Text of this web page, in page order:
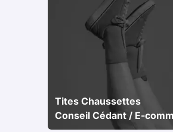
Tites Chaussettes
Conseil Cédant / E-